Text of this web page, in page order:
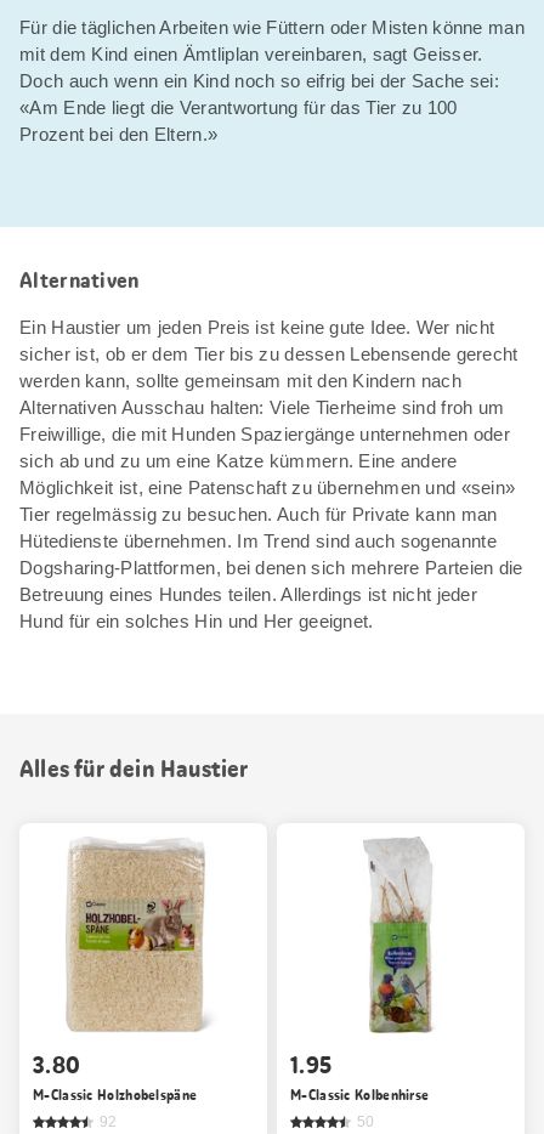
Für die täglichen Arbeiten wie Füttern oder Misten könne man
mit dem Kind einen Ämtliplan vereinbaren, sagt Geisser.
Doch auch wenn ein Kind noch so eifrig bei der Sache sei:
«Am Ende liegt die Verantwortung für das Tier zu 100
Prozent bei den Eltern.»
Alternativen
Ein Haustier um jeden Preis ist keine gute Idee. Wer nicht
sicher ist, ob er dem Tier bis zu dessen Lebensende gerecht
werden kann, sollte gemeinsam mit den Kindern nach
Alternativen Ausschau halten: Viele Tierheime sind froh um
Freiwillige, die mit Hunden Spaziergänge unternehmen oder
sich ab und zu um eine Katze kümmern. Eine andere
Möglichkeit ist, eine Patenschaft zu übernehmen und «sein»
Tier regelmässig zu besuchen. Auch für Private kann man
Hütedienste übernehmen. Im Trend sind auch sogenannte
Dogsharing-Plattformen, bei denen sich mehrere Parteien die
Betreuung eines Hundes teilen. Allerdings ist nicht jeder
Hund für ein solches Hin und Her geeignet.
Alles für dein Haustier
3.80
M-Classic Holzhobelspäne
92
1.95
M-Classic Kolbenhirse
50